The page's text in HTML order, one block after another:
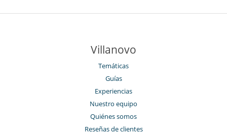
Villanovo
Temáticas
Guías
Experiencias
Nuestro equipo
Quiénes somos
Reseñas de clientes